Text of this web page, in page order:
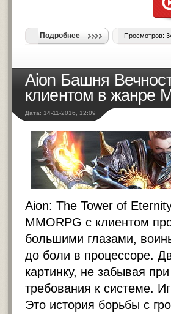
Подробнее Просмотров:
Aion Башня
клиентом в жанре
Дата: 14-11-2016, 12:09
Aion: The Tower of
MMORPG с клиентом
большими глазами,
до боли в процессоре.
картинку, не забывая
требования к системе.
Это история борьбы с